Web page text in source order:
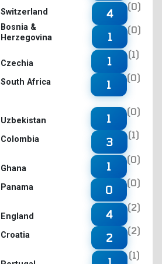
Switzerland
Bosnia &
Herzegovina
4
(0)
1
(0)
Czechia
South Africa
1
(1)
1
(0)
Uzbekistan
Colombia
1
(0)
3
(1)
Ghana
Panama
1
(0)
0
(0)
England
Croatia
4
(2)
2
(2)
(1)